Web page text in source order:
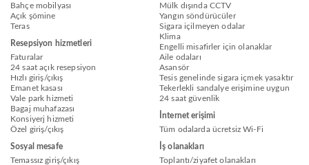
Bahçe mobilyası
Açık şömine
Teras
Resepsiyon hizmetleri
Faturalar
24 saat açık resepsiyon
Hızlı giriş/çıkış
Emanet kasası
Vale park hizmeti
Bagaj muhafazası
Konsiyerj hizmeti
Özel giriş/çıkış
Sosyal mesafe
Temassız giriş/çıkış
Mülk dışında CCTV
Yangın söndürücüler
Sigara içilmeyen odalar
Klima
Engelli misafirler için olanaklar
Aile odaları
Asansör
Tesis genelinde sigara içmek yasaktır
Tekerlekli sandalye erişimine uygun
24 saat güvenlik
İnternet erişimi
Tüm odalarda ücretsiz Wi-Fi
İş olanakları
Toplantı/ziyafet olanakları